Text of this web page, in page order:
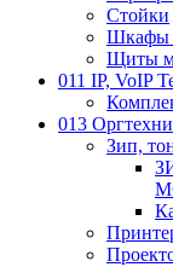
Стойки
Шкафы
Щиты
011 IP, VoIP
013
Зип,